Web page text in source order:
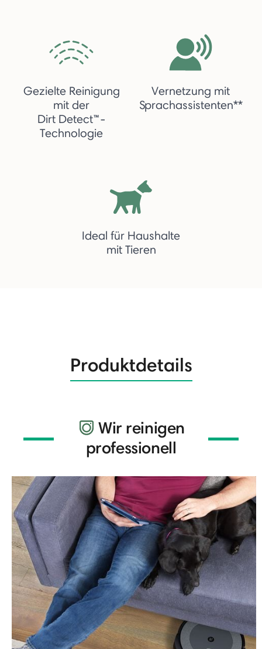
Gezielte Reinigung
mit der
Dirt Detect™-
Technologie
Vernetzung mit
Sprachassistenten**
Ideal für Haushalte
mit Tieren
Produktdetails
Wir reinigen
professionell